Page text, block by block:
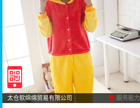
太仓软绵绵贸易有限公司 服务能力